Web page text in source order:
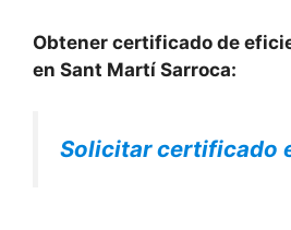
Obtener certificado de
en Sant Martí Sarroca:
Solicitar certificado